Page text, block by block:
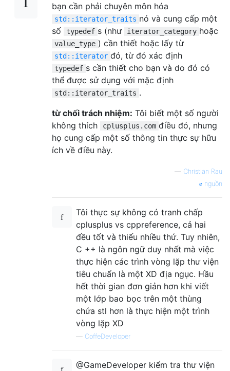
bạn cần phải chuyên môn hóa
std::iterator_traits nó và cung cấp một
số
typedef s (như iterator_category hoặc
value_type ) cần thiết hoặc lấy từ
std::iterator đó, từ đó xác định
typedef s cần thiết cho bạn và do đó có
thể được sử dụng với mặc định
std::iterator_traits .
từ chối trách nhiệm: Tôi biết một số người
không thích
cplusplus.com điều đó, nhưng
họ cung cấp một số thông tin thực sự hữu
ích về điều này.
— Christian Rau
nguồn
Tôi thực sự không có tranh chấp
cplusplus vs cppreference, cả hai
đều tốt và thiếu nhiều thứ. Tuy nhiên,
C ++ là ngôn ngữ duy nhất mà việc
thực hiện các trình vòng lặp thư viện
tiêu chuẩn là một XD địa ngục. Hầu
hết thời gian đơn giản hơn khi viết
một lớp bao bọc trên một thùng
chứa stl hơn là thực hiện một trình
vòng lặp XD
— CoffeDeveloper
@GameDeveloper kiểm tra thư viện